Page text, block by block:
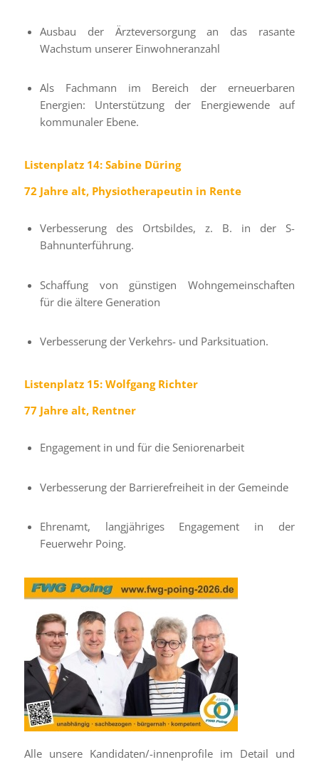
Ausbau der Ärzteversorgung an das rasante
Wachstum unserer Einwohneranzahl
Als Fachmann im Bereich der erneuerbaren
Energien: Unterstützung der Energiewende auf
kommunaler Ebene.
Listenplatz 14: Sabine Düring
72 Jahre alt, Physiotherapeutin in Rente
Verbesserung des Ortsbildes, z. B. in der S-
Bahnunterführung.
Schaffung von günstigen Wohngemeinschaften
für die ältere Generation
Verbesserung der Verkehrs- und Parksituation.
Listenplatz 15: Wolfgang Richter
77 Jahre alt, Rentner
Engagement in und für die Seniorenarbeit
Verbesserung der Barrierefreiheit in der Gemeinde
Ehrenamt, langjähriges Engagement in der
Feuerwehr Poing.
Alle unsere Kandidaten/-innenprofile im Detail und